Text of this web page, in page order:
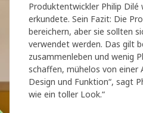
Produktentwickler Philip Dilé
erkundete. Sein Fazit: Die
bereichern, aber sie sollten
verwendet werden. Das gilt
zusammenleben und wenig
schaffen, mühelos von einer
Design und Funktion“, sagt
wie ein toller Look.“